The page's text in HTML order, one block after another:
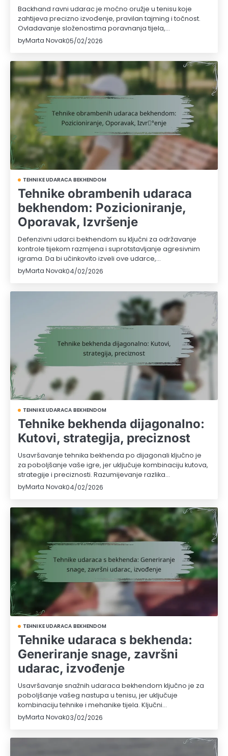
Backhand ravni udarac je moćno oružje u tenisu koje
zahtijeva precizno izvođenje, pravilan tajming i točnost.
Ovladavanje složenostima poravnanja tijela,…
byMarta Novak05/02/2026
TEHNIKE UDARACA BEKHENDOM
Tehnike obrambenih udaraca
bekhendom: Pozicioniranje,
Oporavak, Izvršenje
Defenzivni udarci bekhendom su ključni za održavanje
kontrole tijekom razmjena i suprotstavljanje agresivnim
igrama. Da bi učinkovito izveli ove udarce,…
byMarta Novak04/02/2026
TEHNIKE UDARACA BEKHENDOM
Tehnike bekhenda dijagonalno:
Kutovi, strategija, preciznost
Usavršavanje tehnika bekhenda po dijagonali ključno je
za poboljšanje vaše igre, jer uključuje kombinaciju kutova,
strategije i preciznosti. Razumijevanje razlika…
byMarta Novak04/02/2026
TEHNIKE UDARACA BEKHENDOM
Tehnike udaraca s bekhenda:
Generiranje snage, završni
udarac, izvođenje
Usavršavanje snažnih udaraca bekhendom ključno je za
poboljšanje vašeg nastupa u tenisu, jer uključuje
kombinaciju tehnike i mehanike tijela. Ključni…
byMarta Novak03/02/2026